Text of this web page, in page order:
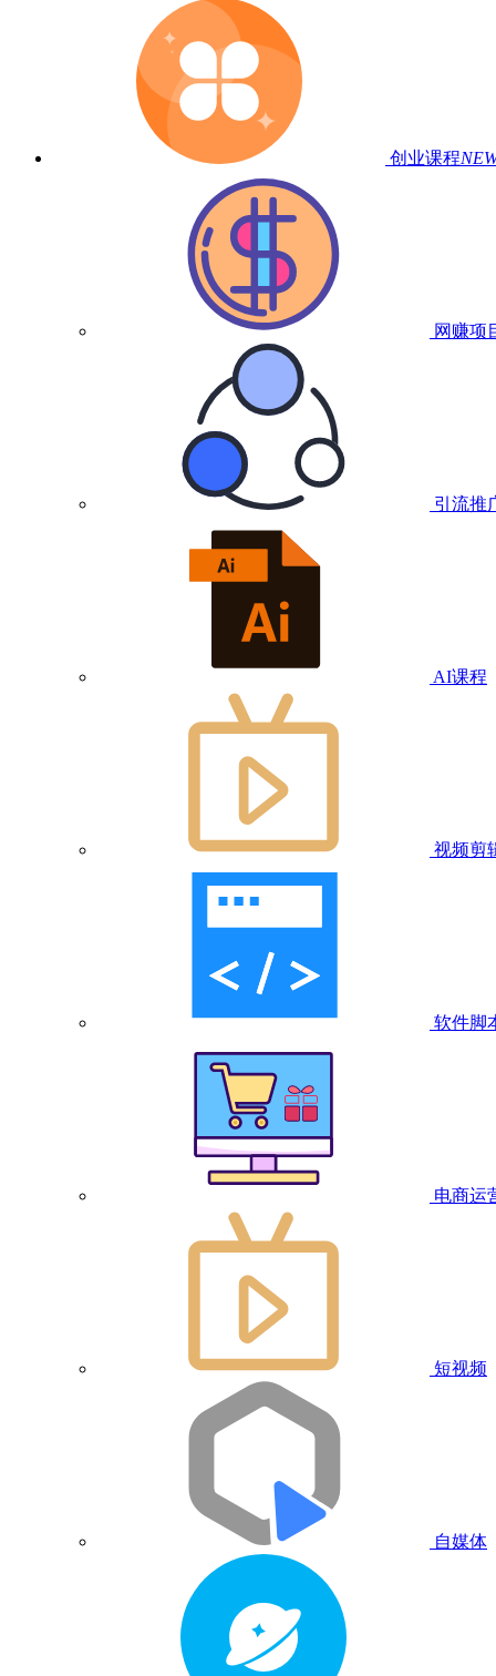
创业课程
网赚项
引流推
AI课程
视频剪
软件脚
电商运
短视频
自媒体